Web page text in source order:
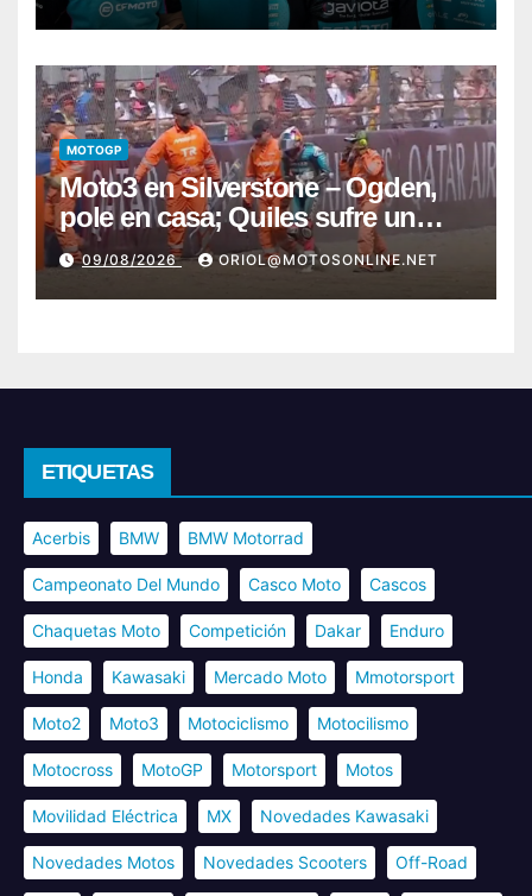
MOTOGP
Moto3 en Silverstone – Ogden,
pole en casa; Quiles sufre un
fuerte y preocupante accidente
09/08/2026 ORIOL@MOTOSONLINE.NET
ETIQUETAS
Acerbis BMW BMW Motorrad
Campeonato Del Mundo Casco Moto Cascos
Chaquetas Moto Competición Dakar Enduro
Honda Kawasaki Mercado Moto Mmotorsport
Moto2 Moto3 Motociclismo Motocilismo
Motocross MotoGP Motorsport Motos
Movilidad Eléctrica MX Novedades Kawasaki
Novedades Motos Novedades Scooters Off-Road